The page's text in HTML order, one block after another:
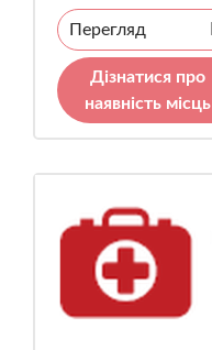
Перегляд
Дізнатися про
наявність місць